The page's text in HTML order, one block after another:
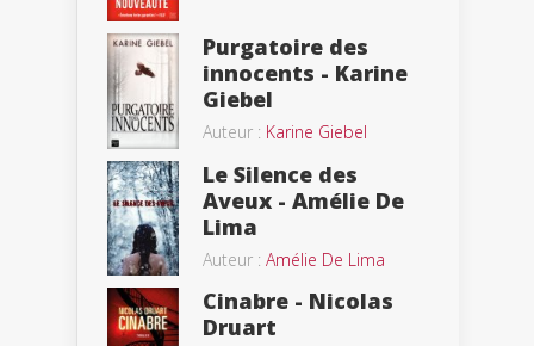
Purgatoire des
innocents - Karine
Giebel
Auteur : Karine Giebel
Le Silence des
Aveux - Amélie De
Lima
Auteur : Amélie De Lima
Cinabre - Nicolas
Druart